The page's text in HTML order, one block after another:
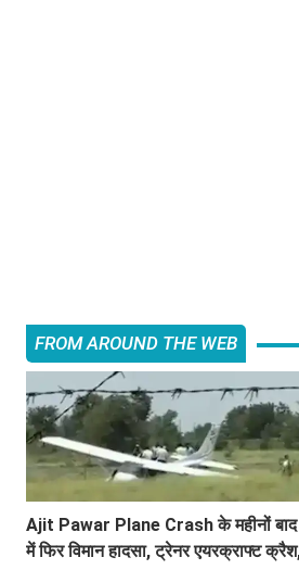
FROM AROUND THE WEB
Ajit Pawar Plane Crash के महीनों बाद
में फिर विमान हादसा, ट्रेनर एयरक्राफ्ट